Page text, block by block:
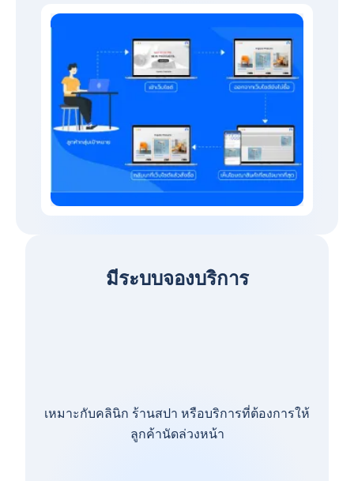
มีระบบจองบริการ
เหมาะกับคลินิก ร้านสปา หรือบริการที่ต้องการให้
ลูกค้านัดล่วงหน้า